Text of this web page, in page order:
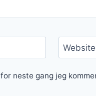
Website
neste gang jeg